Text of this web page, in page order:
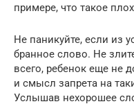
примере, что такое
Не паникуйте, если из
бранное слово. Не
всего, ребенок еще не
и смысл запрета на
Услышав нехорошее